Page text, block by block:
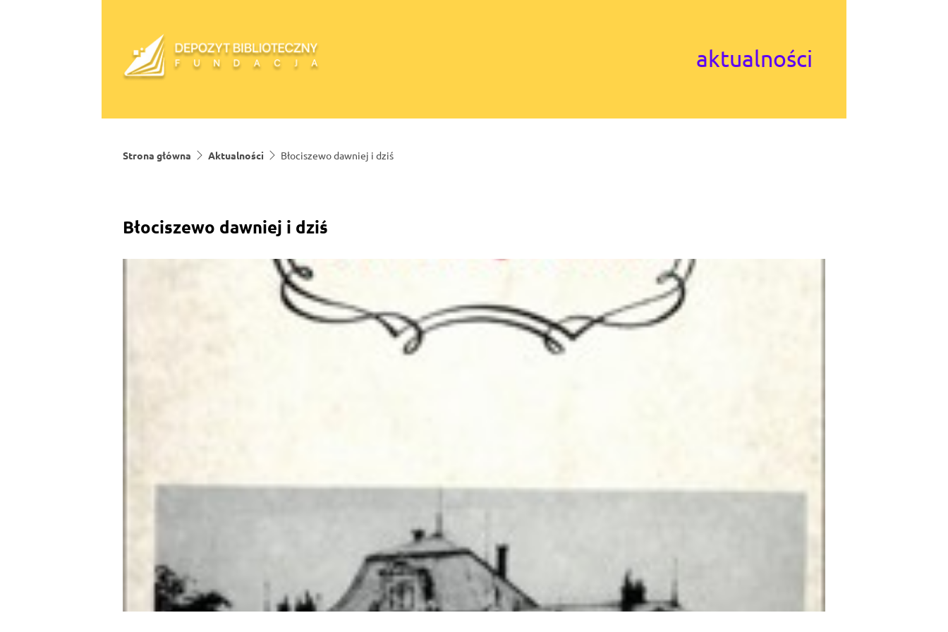
aktualności
Strona główna Aktualności Błociszewo dawniej i dziś
Błociszewo dawniej i dziś